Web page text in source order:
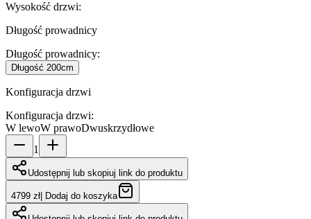
Wysokość drzwi:
Długość prowadnicy
Długość prowadnicy:
Długość 200cm
Konfiguracja drzwi
Konfiguracja drzwi:
W lewoW prawoDwuskrzydłowe
1
Udostępnij lub skopiuj link do produktu
4799 zł Dodaj do koszyka